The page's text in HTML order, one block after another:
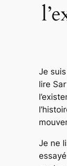
Je
lire
Je ne